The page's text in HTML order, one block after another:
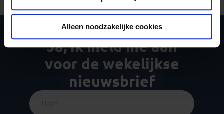
Alleen noodzakelijke cookies
Ja, ik meld me aan
voor de wekelijkse
nieuwsbrief